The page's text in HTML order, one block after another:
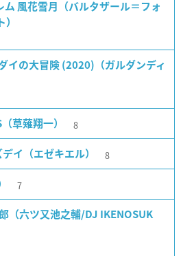
ム 風花雪月（バルタザール＝フォ
）
イの大冒険 (2020)（ガルダンディ
草薙翔一） 8
イ（エゼキエル） 8
7
（六ツ又池之輔/DJ IKENOSUK